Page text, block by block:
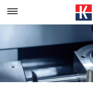
English
español